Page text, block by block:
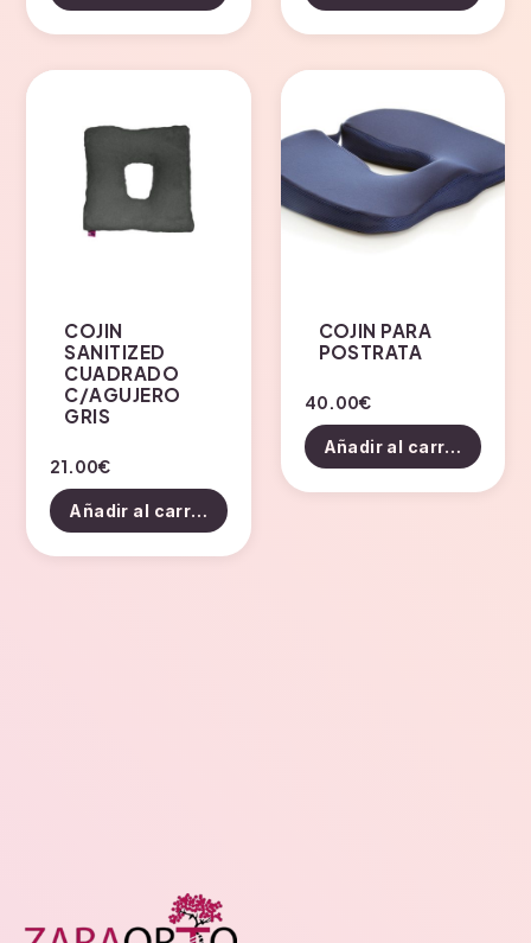
COJIN
SANITIZED
CUADRADO
C/AGUJERO
GRIS
21.00€
Añadir al carrito
COJIN PARA
POSTRATA
40.00€
Añadir al carrito